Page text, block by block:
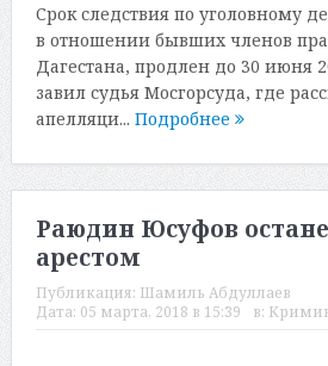
Срок следствия по уголовному
в отношении бывших членов
Дагестана, продлен до 30 июня
завил судья Мосгорсуда, где
апелляци... Подробнее
Раюдин Юсуфов
арестом
Публикация: Шамиль Абдуллаев
Дата: 05 марта, 2018 в 15:39 в: